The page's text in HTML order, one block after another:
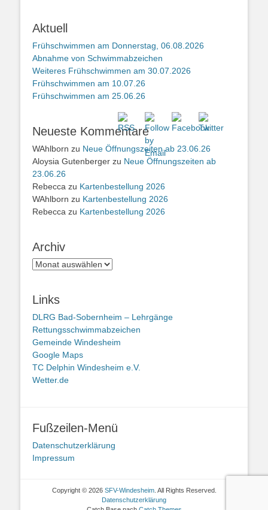
Aktuell
Frühschwimmen am Donnerstag, 06.08.2026
Abnahme von Schwimmabzeichen
Weiteres Frühschwimmen am 30.07.2026
Frühschwimmen am 10.07.26
Frühschwimmen am 25.06.26
Neueste Kommentare
WAhlborn zu Neue Öffnungszeiten ab 23.06.26
Aloysia Gutenberger zu Neue Öffnungszeiten ab
23.06.26
Rebecca zu Kartenbestellung 2026
WAhlborn zu Kartenbestellung 2026
Rebecca zu Kartenbestellung 2026
Archiv
Archiv
Links
DLRG Bad-Sobernheim – Lehrgänge
Rettungsschwimmabzeichen
Gemeinde Windesheim
Google Maps
TC Delphin Windesheim e.V.
Wetter.de
Fußzeilen-Menü
Datenschutzerklärung
Impressum
Copyright © 2026 SFV-Windesheim. All Rights Reserved.
Datenschutzerklärung